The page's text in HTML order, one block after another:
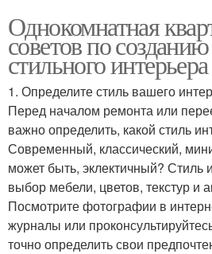
Однокомнатная
советов по
стильного интерьера
1. Определите стиль вашего
Перед началом ремонта или
важно определить, какой стиль
Современный, классический,
может быть, эклектичный? Стиль
выбор мебели, цветов, текстур и
Посмотрите фотографии в
журналы или
точно определить свои